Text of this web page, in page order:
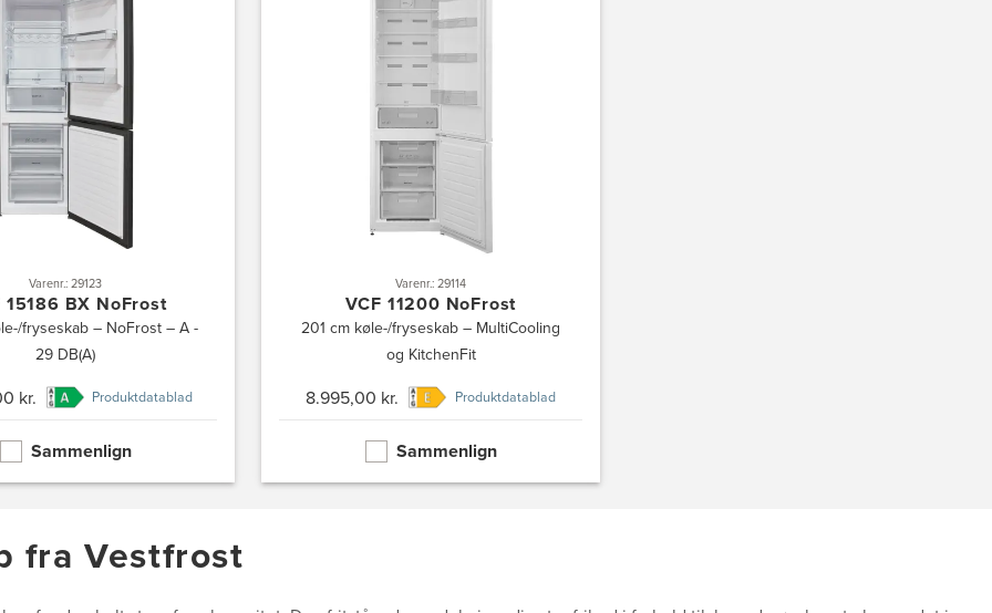
Varenr.: 29123
15186 BX NoFrost
fryseskab – NoFrost – A -
29 DB(A)
kr. Produktdatablad
Sammenlign
Varenr.: 29114
VCF 11200 NoFrost
201 cm køle-/fryseskab – MultiCooling
og KitchenFit
8.995,00 kr. Produktdatablad
Sammenlign
fra Vestfrost